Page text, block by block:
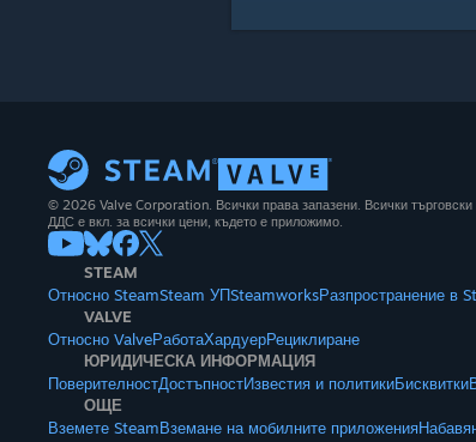
© 2026 Valve Corporation. Всички права запазени. Всички
ДДС е вкл. за всички цени, където е приложимо.
STEAM
Относно SteamSteam УПSteamworksРазпространение в
VALVE
Относно ValveРаботаХардуерРециклиране
ЮРИДИЧЕСКА ИНФОРМАЦИЯ
ПоверителностДостъпностИзвестия и политикиБисквитки
ОЩЕ
Вземете SteamВземане на мобилните приложения